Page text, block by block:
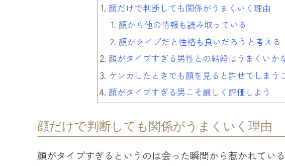
顔だけで判断しても関係がうまくいく理由
顔から他の情報も読み取っている
顔がタイプだと性格も良いだろうと考える
顔がタイプすぎる男性との結婚はうまくいか
ケンカしたときでも顔を見ると許せてしまう
顔がタイプすぎる男こそ厳しく評価しよう
顔だけで判断しても関係がうまくいく理由
顔がタイプすぎるというのは会った瞬間から惹かれてい